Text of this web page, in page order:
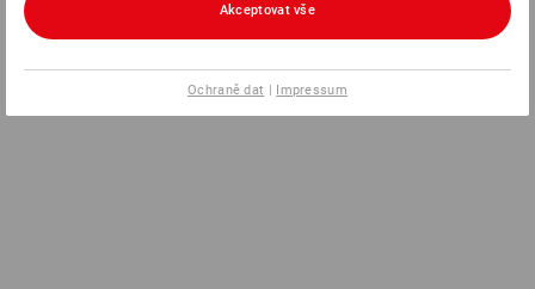
Akceptovat vše
Ochraně dat | Impressum